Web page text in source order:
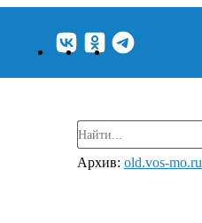
Архив: old.vos-mo.ru